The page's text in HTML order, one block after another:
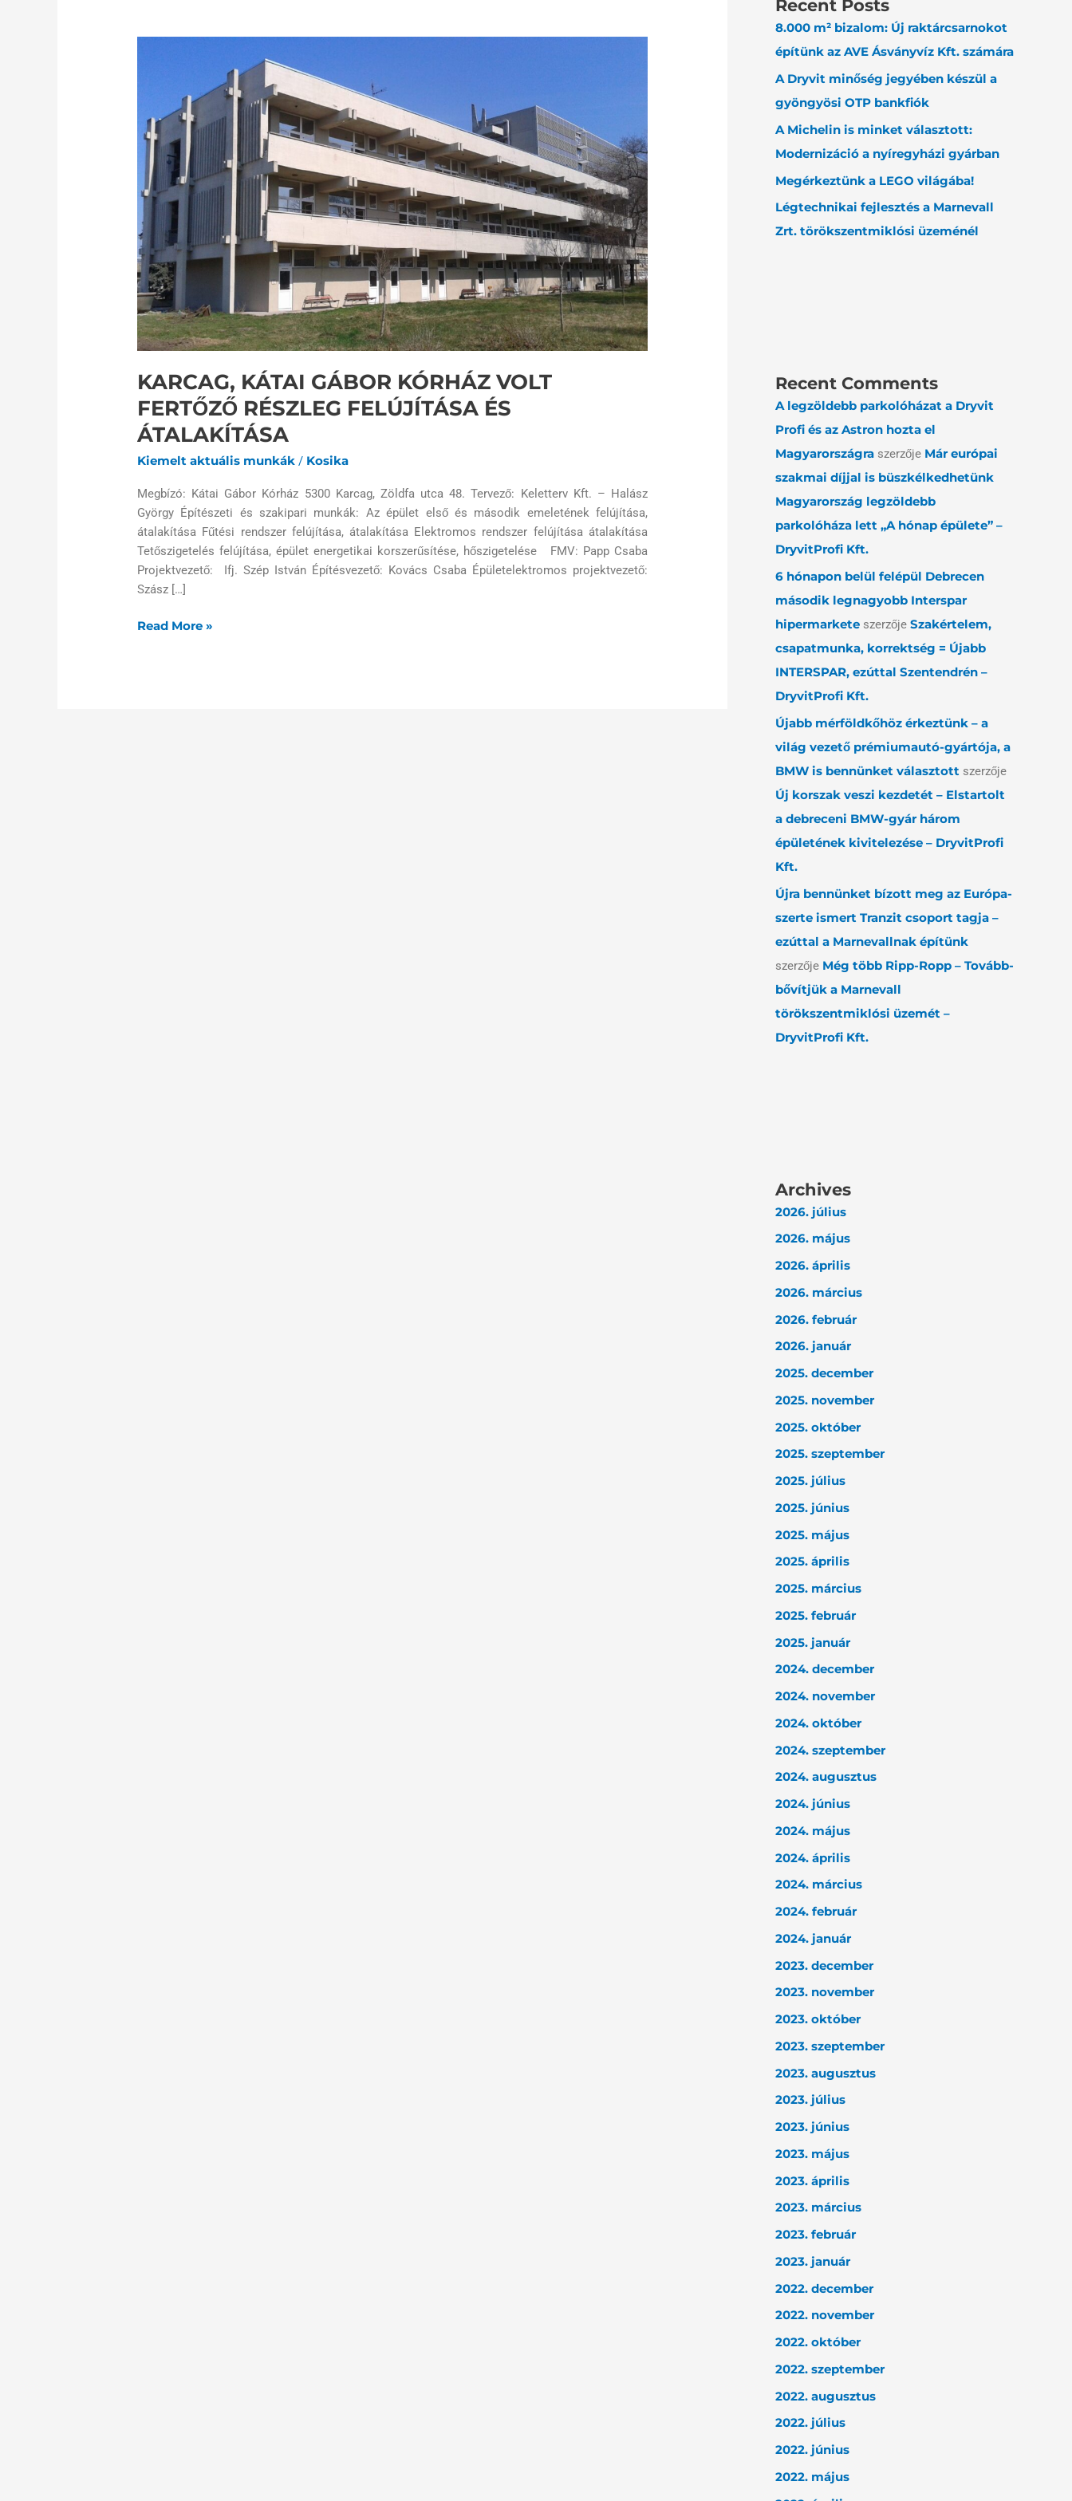
KARCAG, KÁTAI GÁBOR KÓRHÁZ VOLT
FERTŐZŐ RÉSZLEG FELÚJÍTÁSA ÉS
ÁTALAKÍTÁSA
Kiemelt aktuális munkák / Kosika
Megbízó: Kátai Gábor Kórház 5300 Karcag, Zöldfa utca 48. Tervező: Keletterv Kft. – Halász
György Építészeti és szakipari munkák: Az épület első és második emeletének felújítása,
átalakítása Fűtési rendszer felújítása, átalakítása Elektromos rendszer felújítása átalakítása
Tetőszigetelés felújítása, épület energetikai korszerűsítése, hőszigetelése FMV: Papp Csaba
Projektvezető: Ifj. Szép István Építésvezető: Kovács Csaba Épületelektromos projektvezető:
Szász […]
KÓRHÁZ
VOLT
FERTŐZŐ
RÉSZLEG
FELÚJÍTÁSA
ÉS
ÁTALAKÍTÁSA
Read More »
Recent Posts
8.000 m² bizalom: Új raktárcsarnokot
építünk az AVE Ásványvíz Kft. számára
A Dryvit minőség jegyében készül a
gyöngyösi OTP bankfiók
A Michelin is minket választott:
Modernizáció a nyíregyházi gyárban
Megérkeztünk a LEGO világába!
Légtechnikai fejlesztés a Marnevall
Zrt. törökszentmiklósi üzeménél
Recent Comments
A legzöldebb parkolóházat a Dryvit
Profi és az Astron hozta el
Magyarországra szerzője Már európai
szakmai díjjal is büszkélkedhetünk
Magyarország legzöldebb
parkolóháza lett „A hónap épülete” –
DryvitProfi Kft.
6 hónapon belül felépül Debrecen
második legnagyobb Interspar
hipermarkete szerzője Szakértelem,
csapatmunka, korrektség = Újabb
INTERSPAR, ezúttal Szentendrén –
DryvitProfi Kft.
Újabb mérföldkőhöz érkeztünk – a
világ vezető prémiumautó-gyártója, a
BMW is bennünket választott szerzője
Új korszak veszi kezdetét – Elstartolt
a debreceni BMW-gyár három
épületének kivitelezése – DryvitProfi
Kft.
Újra bennünket bízott meg az Európa-
szerte ismert Tranzit csoport tagja –
ezúttal a Marnevallnak építünk
szerzője Még több Ripp-Ropp – Tovább-
bővítjük a Marnevall
törökszentmiklósi üzemét –
DryvitProfi Kft.
Archives
2026. július
2026. május
2026. április
2026. március
2026. február
2026. január
2025. december
2025. november
2025. október
2025. szeptember
2025. július
2025. június
2025. május
2025. április
2025. március
2025. február
2025. január
2024. december
2024. november
2024. október
2024. szeptember
2024. augusztus
2024. június
2024. május
2024. április
2024. március
2024. február
2024. január
2023. december
2023. november
2023. október
2023. szeptember
2023. augusztus
2023. július
2023. június
2023. május
2023. április
2023. március
2023. február
2023. január
2022. december
2022. november
2022. október
2022. szeptember
2022. augusztus
2022. július
2022. június
2022. május